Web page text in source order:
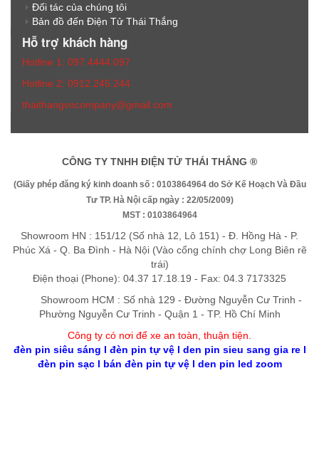
Đối tác của chúng tôi
Bản đồ đến Điện Tử Thái Thắng
Hỗ trợ khách hàng
Hotline 1: 097.4444.097
Hotline 2: 0912.245.244
thaithangvncompany@gmail.com
CÔNG TY TNHH ĐIỆN TỬ THÁI THẮNG ®
(Giấy phép đăng ký kinh doanh số : 0103864964 do Sở Kế Hoạch Và Đầu
Tư TP. Hà Nội cấp ngày : 22/05/2009)
MST : 0103864964
Showroom HN : 151/12 (Số nhà 12, Lô 151) - Đ. Hồng Hà - P.
Phúc Xá - Q. Ba Đình - Hà Nội (Vào cổng chính chợ Long Biên rẽ
trái)
Điện thoại (Phone): 04.37 17.18.19 - Fax: 04.3 7173325
Showroom HCM : Số nhà 129 - Đường Nguyễn Cư Trinh -
Phường Nguyễn Cư Trinh - Quận 1 - TP. Hồ Chí Minh
Công ty có nơi để xe an toàn, thuận tiện
đèn pin siêu sáng l đèn pin tự vệl den pin sieu sang gia rel
đèn pin sạcl bán đèn pin tự vệl den pin led zoom